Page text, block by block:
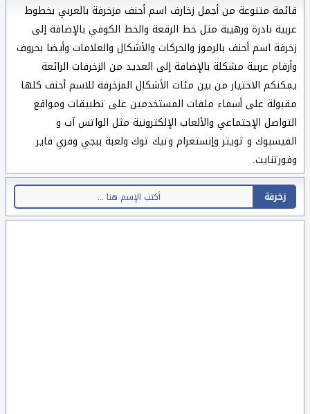
قائمة متنوعة من أجمل زخارف اسم أحنف مزخرفة بالعربي بخطوط
عربية نادرة ورهيبة مثل خط الرقعة والخط الكوفي بالإضافة إلى
زخرفة اسم أحنف بالرموز والحركات والأشكال والعلامات وأيضا بحروف
وأرقام عربية مشكلة بالإضافة إلى العديد من الزخرفات الرائعة
يمكنكم الاختيار من بين مئات الأشكال المزخرفة للاسم أحنف كلها
مقبولة على أسماء ملفات المستخدمين على تطبيقات ومواقع
التواصل الإجتماعي والألعاب الإلكترونية مثل الواتس آب و
الفيسبوك و تويتر وإنستغرام وتيك توك ولعبة ببجي وفري فاير
وفورتنايت.
زخرفة